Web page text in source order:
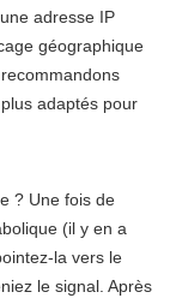
adresse IP
géographique
adaptés pour
? Une fois de
(il y en a
la vers le
le signal. Après